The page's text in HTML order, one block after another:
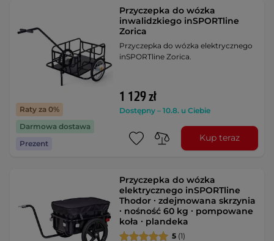
Raty za 0%
Darmowa dostawa
Prezent
Przyczepka do wózka
inwalidzkiego inSPORTline
Zorica
Przyczepka do wózka elektrycznego
inSPORTline Zorica.
1 129 zł
Dostępny – 10.8. u Ciebie
Kup teraz
Przyczepka do wózka
elektrycznego inSPORTline
Thodor ∙ zdejmowana skrzynia
∙ nośność 60 kg ∙ pompowane
koła ∙ plandeka
5 (1)